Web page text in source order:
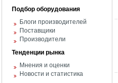
Подбор оборудования
Блоги производителей
Поставщики
Производители
Тенденции рынка
Мнения и оценки
Новости и статистика